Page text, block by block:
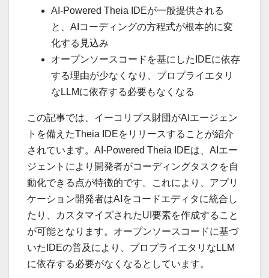
AI-Powered Theia IDEが一般提供される
と、AIコーディングの方程式が根本的に変
化する見込み
オープンソースコードを基にしたIDEに依存
する理由が少なくなり、プロプライエタリ
なLLMに依存する必要もなくなる
この記事では、イーコリプス財団がAIエージェン
トを備えたTheia IDEをリリースすることが紹介
されています。AI-Powered Theia IDEは、AIエー
ジェントにより開発者がコーディングタスクを自
動化できる点が特徴的です。これにより、アプリ
ケーション開発者はAIをコードエディタに統合し
たり、カスタマイズされたUI要素を作成すること
が可能となります。オープンソースコードに基づ
いたIDEの普及により、プロプライエタリなLLM
に依存する必要がなくなるとしています。